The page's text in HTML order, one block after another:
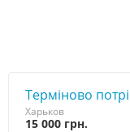
Терміново
Харьков
15 000 грн.